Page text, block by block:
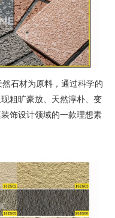
石材为原料，通过科学的
粗旷豪放、天然淳朴、变
饰设计领域的一款理想素